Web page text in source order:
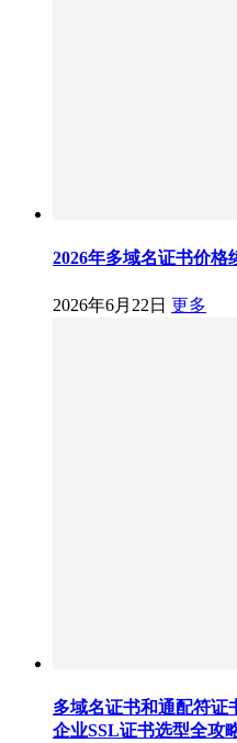
2026年多域名证书价
2026年6月22日 更多
多域名证书和通配符证
企业SSL证书选型全攻